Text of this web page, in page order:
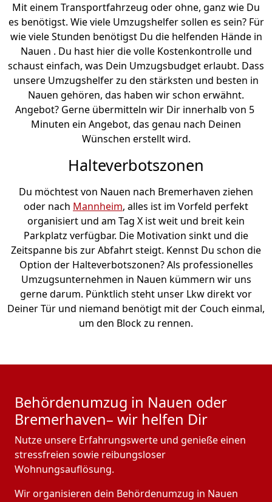
Mit einem Transportfahrzeug oder ohne, ganz wie Du
es benötigst. Wie viele Umzugshelfer sollen es sein? Für
wie viele Stunden benötigst Du die helfenden Hände in
Nauen . Du hast hier die volle Kostenkontrolle und
schaust einfach, was Dein Umzugsbudget erlaubt. Dass
unsere Umzugshelfer zu den stärksten und besten in
Nauen gehören, das haben wir schon erwähnt.
Angebot? Gerne übermitteln wir Dir innerhalb von 5
Minuten ein Angebot, das genau nach Deinen
Wünschen erstellt wird.
Halteverbotszonen
Du möchtest von Nauen nach Bremer­haven ziehen
oder nach Mannheim, alles ist im Vorfeld perfekt
organisiert und am Tag X ist weit und breit kein
Parkplatz verfügbar. Die Motivation sinkt und die
Zeitspanne bis zur Abfahrt steigt. Kennst Du schon die
Option der Halteverbotszonen? Als professionelles
Umzugsunternehmen in Nauen kümmern wir uns
gerne darum. Pünktlich steht unser Lkw direkt vor
Deiner Tür und niemand benötigt mit der Couch einmal,
um den Block zu rennen.
Behördenumzug in Nauen oder
Bremer­haven– wir helfen Dir
Nutze unsere Erfahrungswerte und genieße einen
stressfreien sowie reibungsloser
Wohnungsauflösung.
Wir organisieren dein Behördenumzug in Nauen